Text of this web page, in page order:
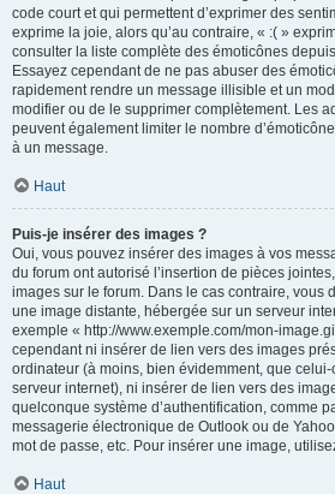
code court et qui permettent d’exprimer des
exprime la joie, alors qu’au contraire, « :( »
consulter la liste complète des émoticônes
Essayez cependant de ne pas abuser des
rapidement rendre un message illisible et un
modifier ou de le supprimer complètement. Les
peuvent également limiter le nombre
à un message.
Haut
Puis-je insérer des images ?
Oui, vous pouvez insérer des images à vos
du forum ont autorisé l’insertion de pièces
images sur le forum. Dans le cas contraire, vous
une image distante, hébergée sur un serveur
exemple « http://www.exemple.com/mon-
cependant ni insérer de lien vers des images
ordinateur (à moins, bien évidemment, que
serveur internet), ni insérer de lien vers des
quelconque système d’authentification, comme
messagerie électronique de Outlook ou de
mot de passe, etc. Pour insérer une image,
Haut